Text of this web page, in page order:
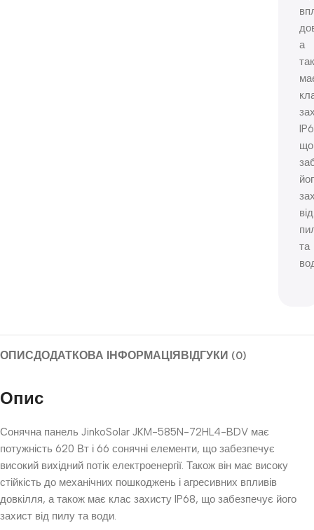
а
що
від
та
ОПИСДОДАТКОВА ІНФОРМАЦІЯВІДГУКИ (0)
Опис
Сонячна панель JinkoSolar JKM-585N-72HL4-BDV має
потужність 620 Вт і 66 сонячні елементи, що забезпечує
високий вихідний потік електроенергії. Також він має високу
стійкість до механічних пошкоджень і агресивних впливів
довкілля, а також має клас захисту IP68, що забезпечує його
захист від пилу та води.